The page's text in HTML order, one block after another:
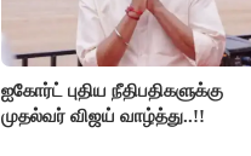
ஐகோர்ட் புதிய நீதிபதிகளுக்கு
முதல்வர் விஜய் வாழ்த்து..!!